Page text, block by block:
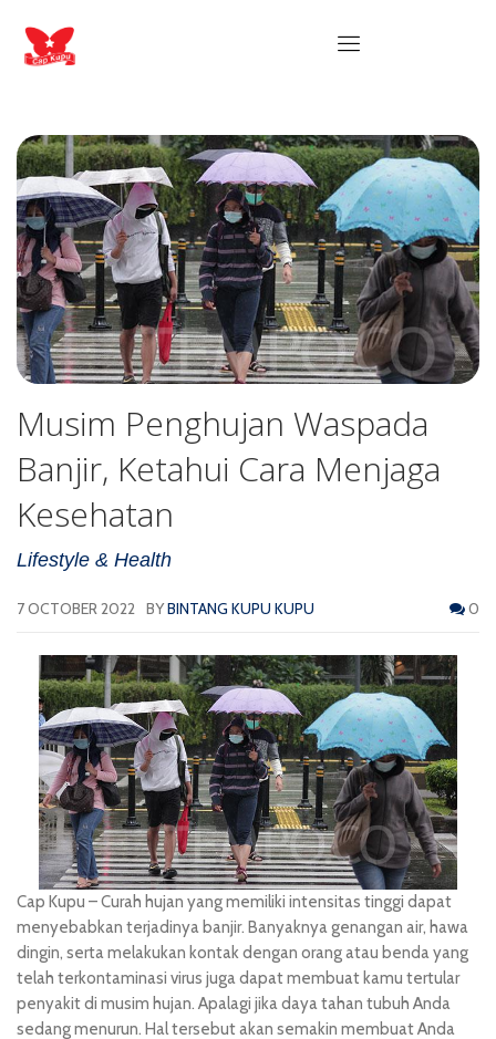
Musim Penghujan Waspada
Banjir, Ketahui Cara Menjaga
Kesehatan
Lifestyle & Health
7 OCTOBER 2022 BYBINTANG KUPU KUPU 0
Cap Kupu – Curah hujan yang memiliki intensitas tinggi dapat
menyebabkan terjadinya banjir. Banyaknya genangan air, hawa
dingin, serta melakukan kontak dengan orang atau benda yang
telah terkontaminasi virus juga dapat membuat kamu tertular
penyakit di musim hujan. Apalagi jika daya tahan tubuh Anda
sedang menurun. Hal tersebut akan semakin membuat Anda